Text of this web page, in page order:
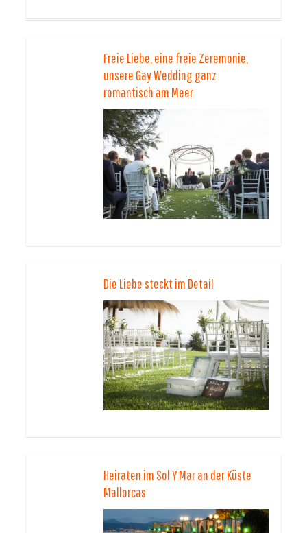
Freie Liebe, eine freie Zeremonie,
unsere Gay Wedding ganz
romantisch am Meer
Die Liebe steckt im Detail
Heiraten im Sol Y Mar an der Küste
Mallorcas